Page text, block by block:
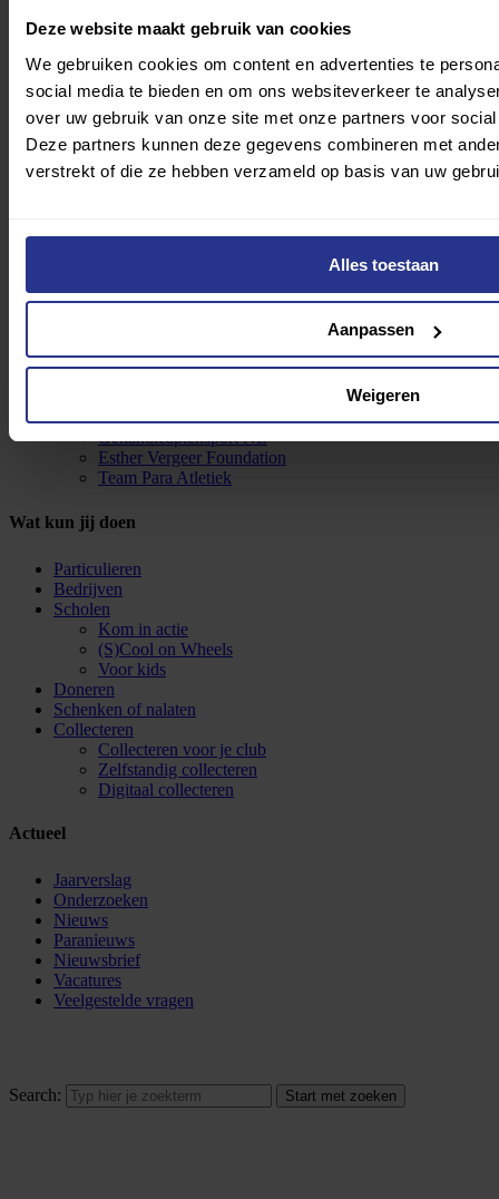
Deze website maakt gebruik van cookies
We gebruiken cookies om content en advertenties te
social media te bieden en om ons websiteverkeer te
over uw gebruik van onze site met onze partners voor
Deze partners kunnen deze gegevens combineren met
verstrekt of die ze hebben verzameld op basis van uw
Alles toestaan
Aanpassen
Weigeren
CBF en ANBI
Contact
Uniek Sporten
(S)Cool on Wheels
Dean van Kooij
Chris Vos Foundation
Beneficiënten
Special Olympics NL
Gehandicaptensport NL
Esther Vergeer Foundation
Team Para Atletiek
Wat kun jij doen
Particulieren
Bedrijven
Scholen
Kom in actie
(S)Cool on Wheels
Voor kids
Doneren
Schenken of nalaten
Collecteren
Collecteren voor je club
Zelfstandig collecteren
Digitaal collecteren
Actueel
Jaarverslag
Onderzoeken
Nieuws
Paranieuws
Nieuwsbrief
Vacatures
Veelgestelde vragen
Search: